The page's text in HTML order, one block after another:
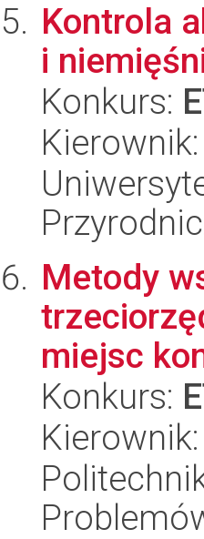
Kontrola
i
Konkurs:
Metody
miejsc
Konkurs: